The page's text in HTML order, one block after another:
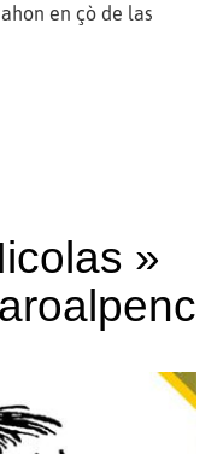
en çò de las
»